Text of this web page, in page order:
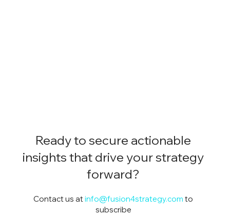
Ready to secure actionable
insights that drive your strategy
forward?
Contact us atinfo@fusion4strategy.com to
subscribe